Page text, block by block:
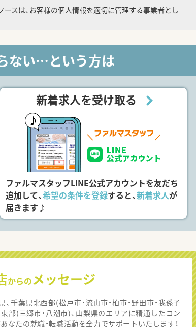
ースは、お客様の個人情報を適切に管理する事業者とし
ない…という方は
新着求人を受け取る
ファルマスタッフLINE公式アカウントを友だち
追加して、希望の条件を登録すると、新着求人が
届きます♪
からのメッセージ
、千葉県北西部(松戸市・流山市・柏市・野田市・我孫子
部(三郷市・八潮市)、山梨県のエリアに精通したコン
なたの就職・転職活動を全力でサポートいたします！